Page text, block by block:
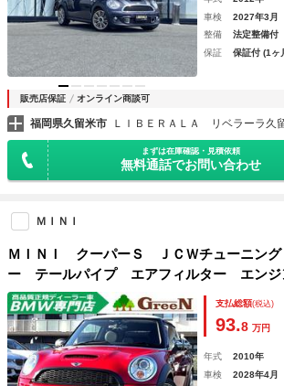
車検
2027年3月
整備
法定整備付
保証
保証付 (1ヶ
販売店保証 オンライン商談可
福岡県久留米市 ＬＩＢＥＲＡＬＡ リベラーラ久
まずは在庫確認・見積依頼
無料通話でお問い合わせ
ＭＩＮＩ
ＭＩＮＩ クーパーＳ ＪＣＷチューニング
ー テールパイプ エアフィルター エンジ
グ）Ｆ＆Ｒルーフスポイラー パドルシフ
ナビ地デジ Ｂカメラ 純正１７ＡＷ ドラ
支払総額(税込)
93.8 万円
年式 2010年
車検
2028年4月